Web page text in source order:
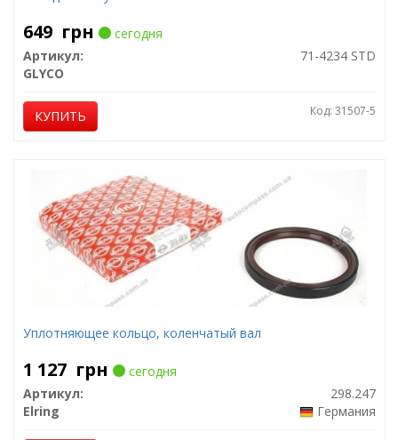
649 грн
сегодня
Артикул:
71-4234 STD
GLYCO
КУПИТЬ Код: 31507-5
Уплотняющее кольцо, коленчатый вал
1 127 грн
сегодня
Артикул:
298.247
Elring
Германия